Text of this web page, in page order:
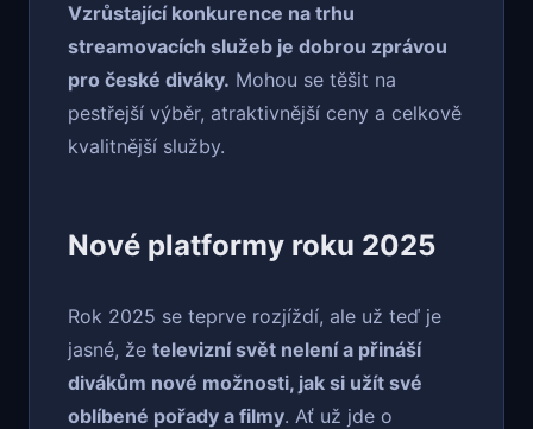
Vzrůstající konkurence na trhu
streamovacích služeb je dobrou zprávou
pro české diváky. Mohou se těšit na
pestřejší výběr, atraktivnější ceny a celkově
kvalitnější služby.
Nové platformy roku 2025
Rok 2025 se teprve rozjíždí, ale už teď je
jasné, že televizní svět nelení a přináší
divákům nové možnosti, jak si užít své
oblíbené pořady a filmy. Ať už jde o